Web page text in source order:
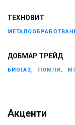
ТЕХНОВИТ
ДОБМАР ТРЕЙД
БИОГАЗ, ПОМПИ,
Акценти